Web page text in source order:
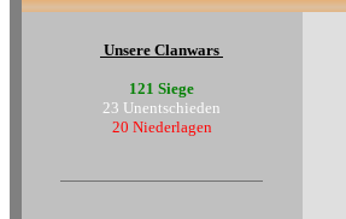
Unsere Clanwars
121 Siege
23 Unentschieden
20 Niederlagen